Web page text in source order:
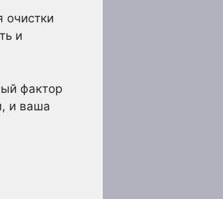
очистки
и
фактор
и ваша